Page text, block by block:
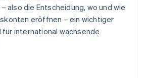
also die Entscheidung, wo und wie
eröffnen – ein wichtiger
international wachsende